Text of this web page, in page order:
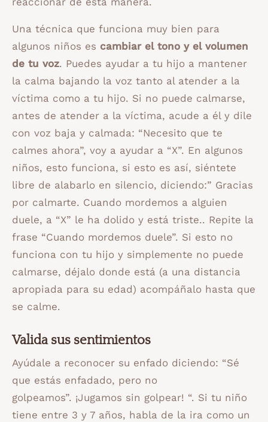
Una técnica que funciona muy bien para
algunos niños es cambiar el tono y el volumen
de tu voz. Puedes ayudar a tu hijo a mantener
la calma bajando la voz tanto al atender a la
víctima como a tu hijo. Si no puede calmarse,
antes de atender a la víctima, acude a él y dile
con voz baja y calmada: “Necesito que te
calmes ahora”, voy a ayudar a “X”. En algunos
niños, esto funciona, si esto es así, siéntete
libre de alabarlo en silencio, diciendo:” Gracias
por calmarte. Cuando mordemos a alguien
duele, a “X” le ha dolido y está triste.. Repite la
frase “Cuando mordemos duele”. Si esto no
funciona con tu hijo y simplemente no puede
calmarse, déjalo donde está (a una distancia
apropiada para su edad) acompáñalo hasta que
se calme.
Valida sus sentimientos
Ayúdale a reconocer su enfado diciendo: “Sé
que estás enfadado, pero no
golpeamos”. ¡Jugamos sin golpear! “. Si tu niño
tiene entre 3 y 7 años, habla de la ira como un